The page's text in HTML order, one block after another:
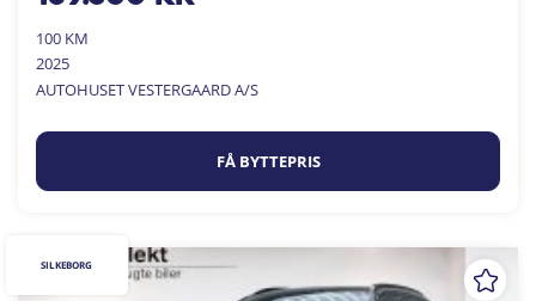
100 KM
2025
AUTOHUSET VESTERGAARD A/S
FÅ BYTTEPRIS
SILKEBORG